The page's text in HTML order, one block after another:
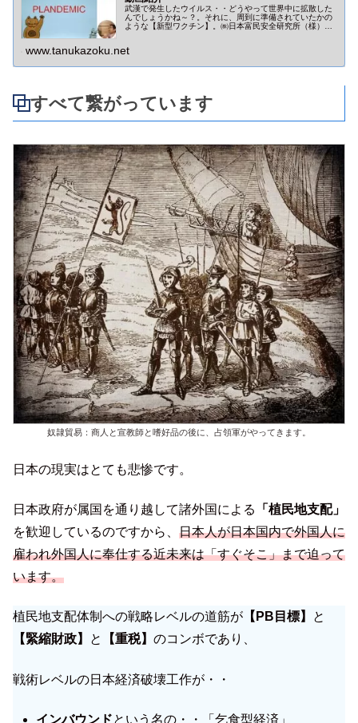
武漢で発生したウイルス・・どうやって世界中に拡散した
んでしょうかね～？。それに、周到に準備されていたかの
ような【新型ワクチン】。㈱日本富民安全研究所（様）が
www.tanukazoku.net
すべて繋がっています
奴隷貿易：商人と宣教師と嗜好品の後に、占領軍がやってきます。
日本の現実はとても悲惨です。
日本政府が属国を通り越して諸外国による
「植民地支配」
を歓迎しているのですから、 日本人が日本国内で外国人に
雇われ外国人に奉仕する近未来は「すぐそこ」まで迫って
います。
植民地支配体制への戦略レベルの道筋が 【PB目標】
と
【緊縮財政】
と 【重税】 のコンボであり、
戦術レベルの日本経済破壊工作が・・
インバウンドという名の・・「乞食型経済」